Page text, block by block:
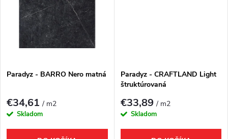
o
v
Paradyz - BARRO Nero matná
€34,61/ m2
Skladom
Paradyz - CRAFTLAND Light
štruktúrovaná
€33,89/ m2
Skladom